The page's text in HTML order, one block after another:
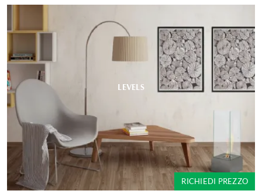
LEVELS
RICHIEDI PREZZO